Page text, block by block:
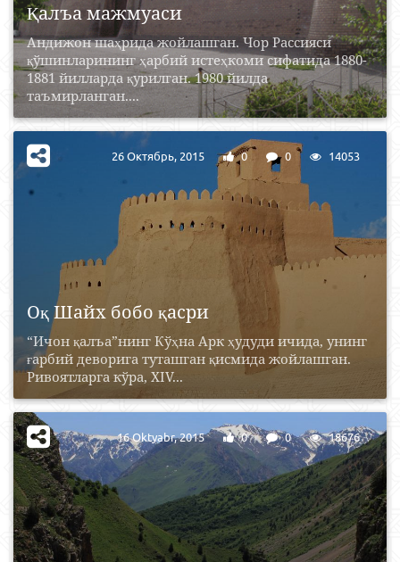
Қалъа мажмуаси
Андижон шаҳрида жойлашган. Чор Рассияси
қўшинларининг ҳарбий истеҳкоми сифатида 1880-
1881 йилларда қурилган. 1980 йилда
таъмирланган....
Оқ Шайх бобо қасри
“Ичон қалъа”нинг Кўҳна Арк ҳудуди ичида, унинг
ғарбий деворига туташган қисмида жойлашган.
Ривоятларга кўра, XIV...
26 Октябрь, 2015 0 0 14053
16 Oktyabr, 2015 0 0 18676